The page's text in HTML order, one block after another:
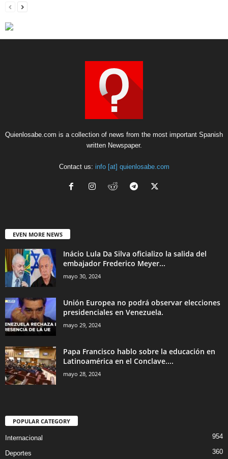
Quienlosabe.com is a collection of news from the most important Spanish
written Newspaper.
Contact us: info [at] quienlosabe.com
EVEN MORE NEWS
Inácio Lula Da Silva oficializo la salida del
embajador Frederico Meyer...
mayo 30, 2024
Unión Europea no podrá observar elecciones
presidenciales en Venezuela.
mayo 29, 2024
Papa Francisco hablo sobre la educación en
Latinoamérica en el Conclave....
mayo 28, 2024
POPULAR CATEGORY
Internacional 954
Deportes 360